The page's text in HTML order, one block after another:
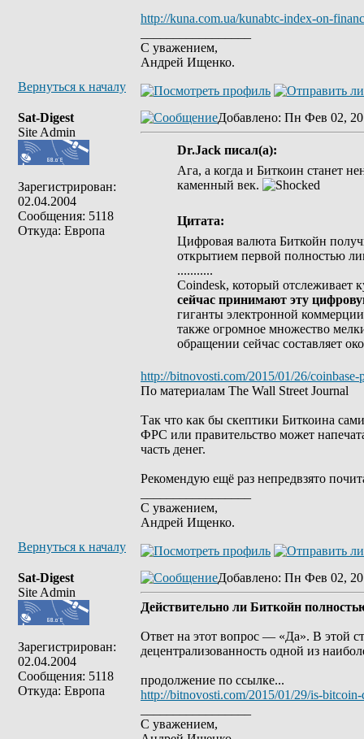
http://kuna.com.ua/kunabtc-index-on-
С уважением,
Андрей Ищенко.
Вернуться к началу
Sat-Digest
Site Admin
Зарегистрирован:
02.04.2004
Сообщения: 5118
Откуда: Европа
Добавлено: Пн Фев 02,
Dr.Jack писал(а):
Ага, а когда и Биткоин станет
каменный век.
Цитата:
Цифровая валюта Биткойн
открытием первой полностью
...........
Coindesk, который отслеживает
сейчас принимают эту
гиганты электронной
также огромное множество
обращении сейчас составляет
http://bitnovosti.com/2015/01/26/
По материалам The Wall Street Journal
Так что как бы скептики Биткоина
ФРС или правительство может
часть денег.
Рекомендую ещё раз непредвзято
С уважением,
Андрей Ищенко.
Вернуться к началу
Sat-Digest
Site Admin
Зарегистрирован:
02.04.2004
Сообщения: 5118
Откуда: Европа
Добавлено: Пн Фев 02,
Действительно ли Биткойн
Ответ на этот вопрос — «Да». В этой
децентрализованность одной из
продолжение по ссылке...
http://bitnovosti.com/2015/01/29/is-bitcoin-
С уважением,